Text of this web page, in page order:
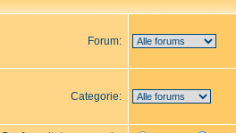
Forum:
Categorie: